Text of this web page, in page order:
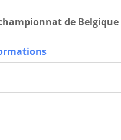
de Belgique